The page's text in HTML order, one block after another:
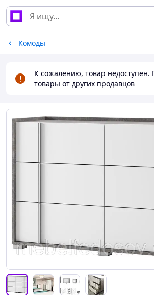
Комоды
К сожалению, товар недоступен.
товары от других продавцов